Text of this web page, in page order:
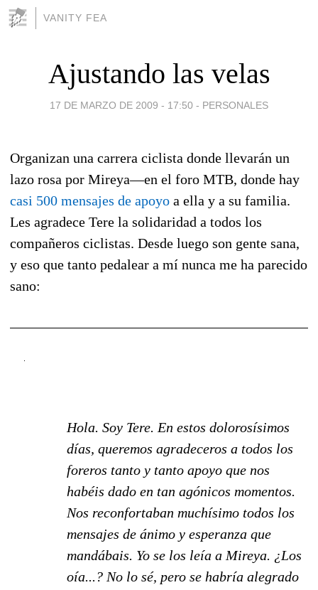
VANITY FEA
Ajustando las velas
17 DE MARZO DE 2009 - 17:50 - PERSONALES
Organizan una carrera ciclista donde llevarán un
lazo rosa por Mireya—en el foro MTB, donde hay
casi 500 mensajes de apoyo a ella y a su familia.
Les agradece Tere la solidaridad a todos los
compañeros ciclistas. Desde luego son gente sana,
y eso que tanto pedalear a mí nunca me ha parecido
sano:
Hola. Soy Tere. En estos dolorosísimos
días, queremos agradeceros a todos los
foreros tanto y tanto apoyo que nos
habéis dado en tan agónicos momentos.
Nos reconfortaban muchísimo todos los
mensajes de ánimo y esperanza que
mandábais. Yo se los leía a Mireya. ¿Los
oía...? No lo sé, pero se habría alegrado